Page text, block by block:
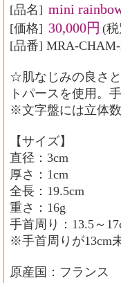
[品名] mini
[価格] 30,000円 (
[品番] MRA-
☆肌なじみの良さ
トパースを使用。
※文字盤には立体
【サイズ】
直径：3cm
厚さ：1cm
全長：19.5cm
重さ：16g
手首周り：13.5～
※手首周りが13cm
原産国：フランス